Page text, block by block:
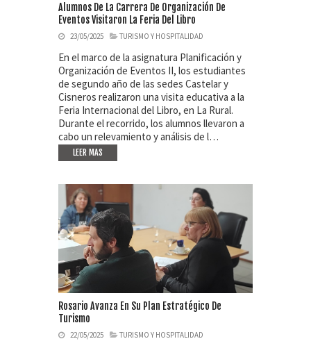
Alumnos De La Carrera De Organización De
Eventos Visitaron La Feria Del Libro
23/05/2025 TURISMO Y HOSPITALIDAD
En el marco de la asignatura Planificación y
Organización de Eventos II, los estudiantes
de segundo año de las sedes Castelar y
Cisneros realizaron una visita educativa a la
Feria Internacional del Libro, en La Rural.
Durante el recorrido, los alumnos llevaron a
cabo un relevamiento y análisis de l…
LEER MAS
Rosario Avanza En Su Plan Estratégico De
Turismo
22/05/2025 TURISMO Y HOSPITALIDAD